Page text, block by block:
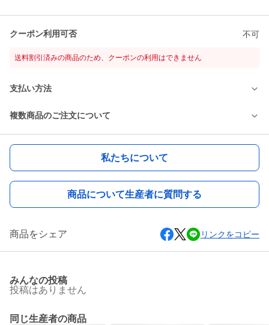
クーポン利用可否 不可
送料割引済みの商品のため、クーポンの利用はできません
支払い方法
複数商品のご注文について
私たちについて
商品について生産者に質問する
商品をシェア リンクをコピー
みんなの投稿
投稿はありません
同じ生産者の商品